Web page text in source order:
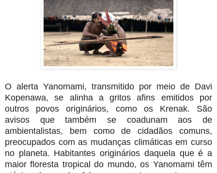
O alerta Yanomami, transmitido por meio de Davi
Kopenawa, se alinha a gritos afins emitidos por
outros povos originários, como os Krenak. São
avisos que também se coadunam aos de
ambientalistas, bem como de cidadãos comuns,
preocupados com as mudanças climáticas em curso
no planeta. Habitantes originários daquela que é a
maior floresta tropical do mundo, os Yanomami têm